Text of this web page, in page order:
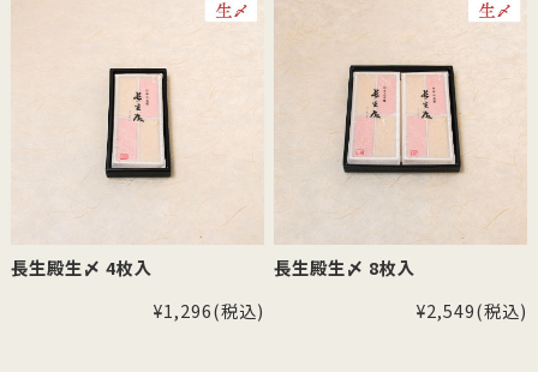
長生殿生〆 4枚入
¥1,296(税込)
長生殿生〆 8枚入
¥2,549(税込)